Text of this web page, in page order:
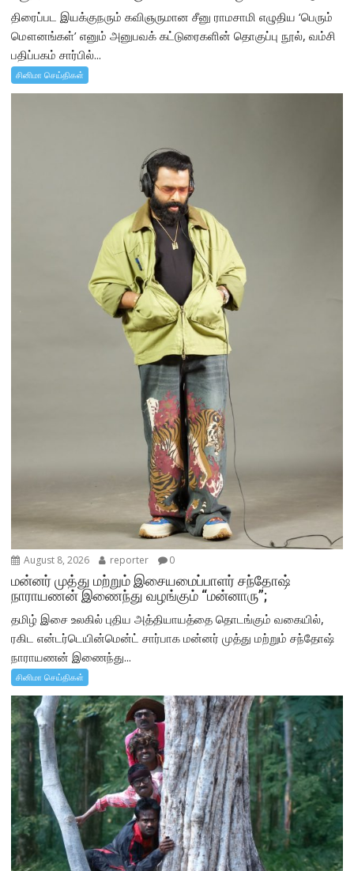
திரைப்பட இயக்குநரும் கவிஞருமான சீனு ராமசாமி எழுதிய ‘பெரும்
மௌனங்கள்’ எனும் அனுபவக் கட்டுரைகளின் தொகுப்பு நூல், வம்சி
பதிப்பகம் சார்பில்...
சினிமா செய்திகள்
August 8, 2026 reporter 0
மன்னர் முத்து மற்றும் இசையமைப்பாளர் சந்தோஷ்
நாராயணன் இணைந்து வழங்கும் “மன்னாரு”;
தமிழ் இசை உலகில் புதிய அத்தியாயத்தை தொடங்கும் வகையில்,
ரகிட என்டர்டெயின்மென்ட் சார்பாக மன்னர் முத்து மற்றும் சந்தோஷ்
நாராயணன் இணைந்து...
சினிமா செய்திகள்